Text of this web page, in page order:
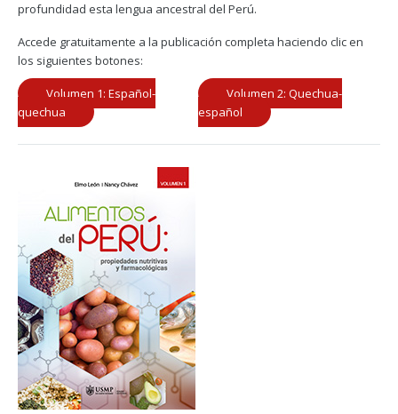
profundidad esta lengua ancestral del Perú.
Accede gratuitamente a la publicación completa haciendo clic en
los siguientes botones:
Volumen 1: Español-
quechua
Volumen 2: Quechua-
español